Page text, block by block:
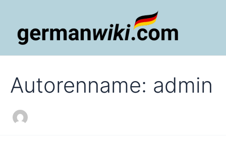
springen
Autorenname: admin